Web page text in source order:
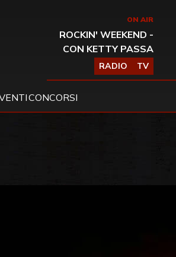
ON AIR
ROCKIN' WEEKEND -
CON KETTY PASSA
RADIO TV
CONCORSI